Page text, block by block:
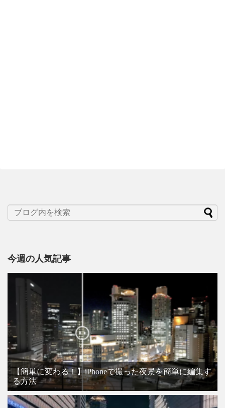
今週の人気記事
【簡単に変わる！】iPhoneで撮った夜景を簡単に編集す
る方法